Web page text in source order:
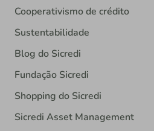
Cooperativismo de crédito
Sustentabilidade
Blog do Sicredi
Fundação Sicredi
Shopping do Sicredi
Sicredi Asset Management